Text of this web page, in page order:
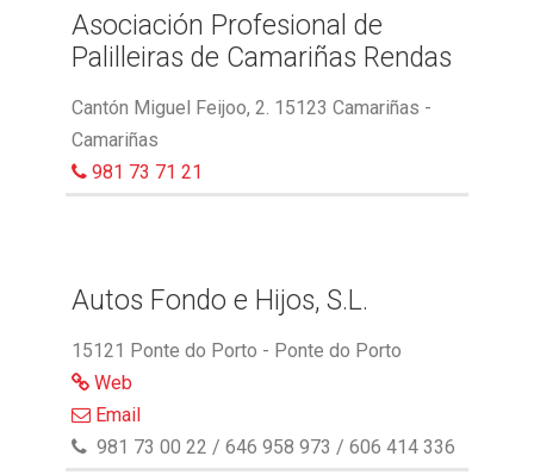
Asociación Profesional de
Palilleiras de Camariñas Rendas
Cantón Miguel Feijoo, 2. 15123 Camariñas -
Camariñas
981 73 71 21
Autos Fondo e Hijos, S.L.
15121 Ponte do Porto - Ponte do Porto
Web
Email
981 73 00 22 / 646 958 973 / 606 414 336